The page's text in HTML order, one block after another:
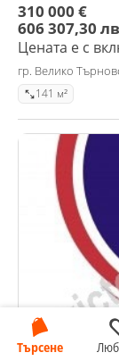
Търсене
310 000 €
606 307,30 лв
Цената е с
гр. Велико
141 м²